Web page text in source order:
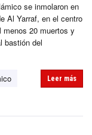
se inmolaron en
Al Yarraf, en el centro
20 muertos y
bastión del
Leer más